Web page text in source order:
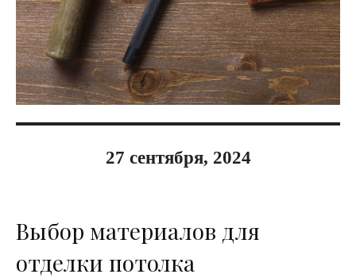
27 сентября, 2024
Выбор материалов для
отделки потолка